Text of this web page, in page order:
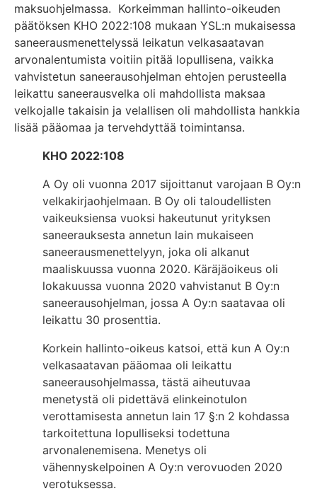
maksuohjelmassa. Korkeimman hallinto-oikeuden
päätöksen KHO 2022:108 mukaan YSL:n mukaisessa
saneerausmenettelyssä leikatun velkasaatavan
arvonalentumista voitiin pitää lopullisena, vaikka
vahvistetun saneerausohjelman ehtojen perusteella
leikattu saneerausvelka oli mahdollista maksaa
velkojalle takaisin ja velallisen oli mahdollista hankkia
lisää pääomaa ja tervehdyttää toimintansa.
KHO 2022:108
A Oy oli vuonna 2017 sijoittanut varojaan B Oy:n
velkakirjaohjelmaan. B Oy oli taloudellisten
vaikeuksiensa vuoksi hakeutunut yrityksen
saneerauksesta annetun lain mukaiseen
saneerausmenettelyyn, joka oli alkanut
maaliskuussa vuonna 2020. Käräjäoikeus oli
lokakuussa vuonna 2020 vahvistanut B Oy:n
saneerausohjelman, jossa A Oy:n saatavaa oli
leikattu 30 prosenttia.
Korkein hallinto-oikeus katsoi, että kun A Oy:n
velkasaatavan pääomaa oli leikattu
saneerausohjelmassa, tästä aiheutuvaa
menetystä oli pidettävä elinkeinotulon
verottamisesta annetun lain 17 §:n 2 kohdassa
tarkoitettuna lopulliseksi todettuna
arvonalenemisena. Menetys oli
vähennyskelpoinen A Oy:n verovuoden 2020
verotuksessa.